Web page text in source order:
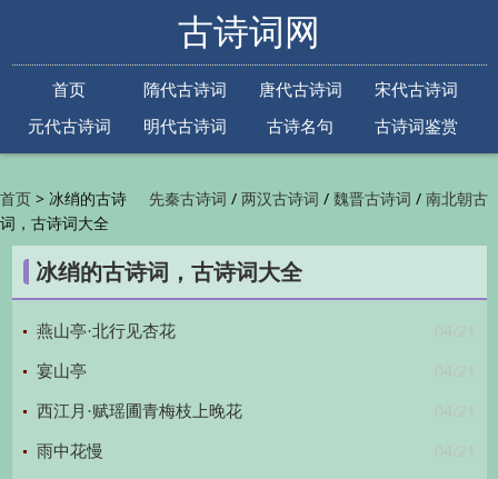
古诗词网
首页 隋代古诗词 唐代古诗词
宋代古诗词
元代古诗词
明代古诗词 古诗名句
古诗词鉴赏
先秦古诗词 /两汉古诗词 /魏晋古诗词 /南北朝古
代古诗词/金朝古诗词/元代古诗词/明代古诗词
/清代古诗词/近现代古诗词
鉴赏/古诗下一句/古诗上一句/
首页 > 冰绡的古诗
词，古诗词大全
冰绡的古诗词，古诗词大全
04/21
燕山亭·北行见杏花
04/21
宴山亭
04/21
西江月·赋瑶圃青梅枝上晚花
04/21
雨中花慢